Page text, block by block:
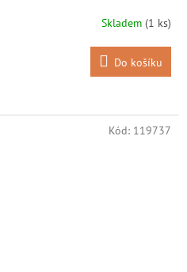
Skladem (1 ks)
Do košíku
Kód: 119737